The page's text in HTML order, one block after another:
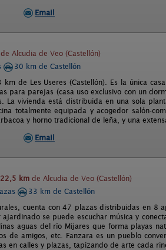
Email
de Alcudia de Veo (Castellón)
30 km de Castellón
de Les Useres (Castellón). Es la única
para parejas (casa uso exclusivo con un
La vivienda está distribuida en una sola
totalmente equipada y acogedor salón-
y horno tradicional de leña, y una
Email
22,5 km de Alcudia de Veo (Castellón)
33 km de Castellón
cuenta con 47 plazas distribuidas en 8
se puede escuchar música y
aguas del río Mijares que forma playas
de amigos, etc. Fanzara es un pueblo
en calles y plazas, tapizando de arte cada